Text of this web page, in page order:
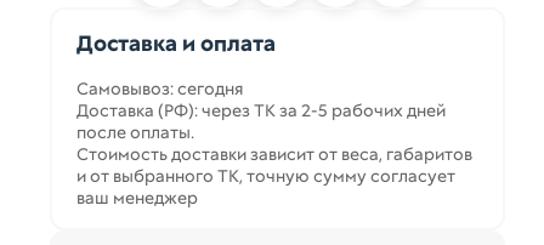
Доставка и оплата
Самовывоз: сегодня
Доставка (РФ): через ТК за 2-5 рабочих дней
после оплаты.
Стоимость доставки зависит от веса, габаритов
и от выбранного ТК, точную сумму согласует
ваш менеджер